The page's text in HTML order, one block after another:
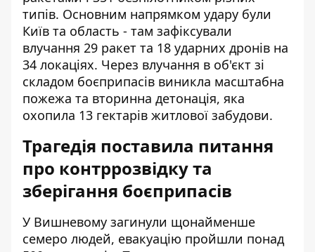
типів. Основним напрямком удару були
Київ та область - там зафіксували
влучання 29 ракет та 18 ударних дронів на
34 локаціях. Через влучання в об'єкт зі
складом боєприпасів виникла масштабна
пожежа та вторинна детонація, яка
охопила 13 гектарів житлової забудови.
Трагедія поставила питання
про контррозвідку та
зберігання боєприпасів
У Вишневому загинули щонайменше
семеро людей, евакуацію пройшли понад